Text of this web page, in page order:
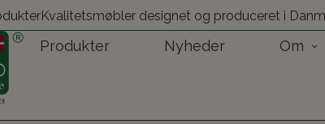
Kvalitetsmøbler designet og produceret i
Produkter Nyheder
Om